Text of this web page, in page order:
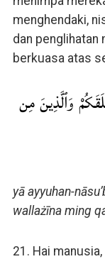
menghendaki,
dan penglihatan
berkuasa atas
وَٱلَّذِينَ مِن
yā ayyuhan-
wallażīna ming
21. Hai